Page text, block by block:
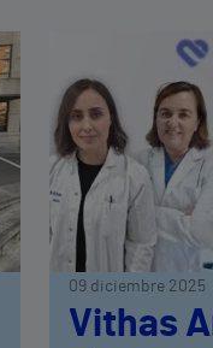
09 diciembre 2025
Vithas